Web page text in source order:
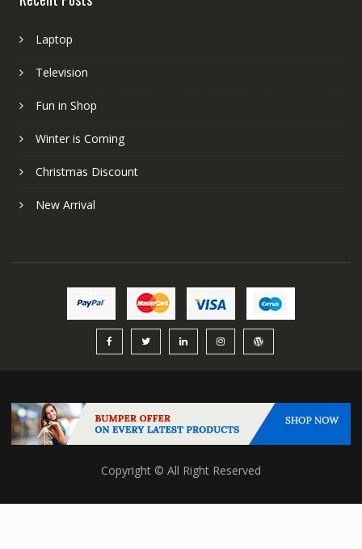
Laptop
Television
Fun in Shop
Winter is Coming
Christmas Discount
New Arrival
Copyright © All Right Reserved